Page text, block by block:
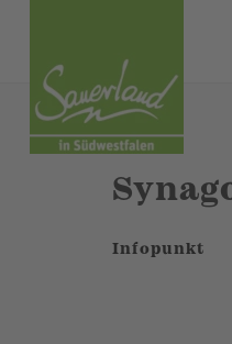
Infopunkt